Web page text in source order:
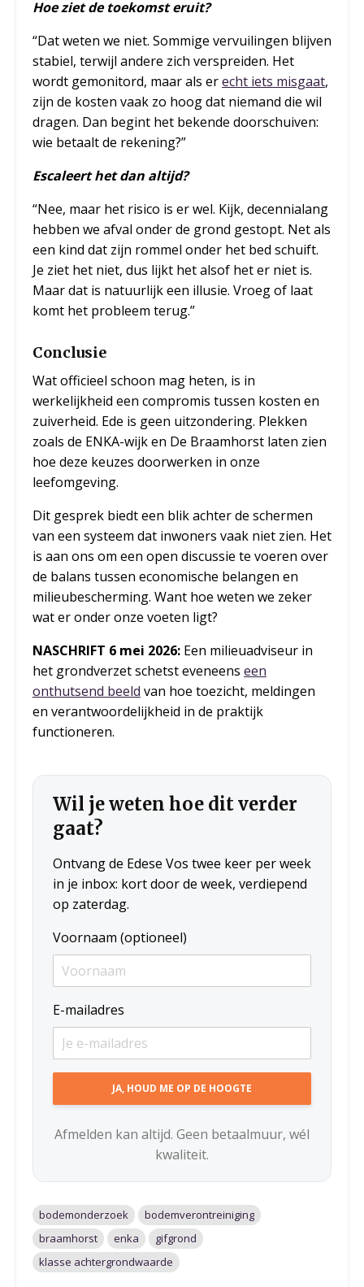
Hoe ziet de toekomst eruit?
“Dat weten we niet. Sommige vervuilingen blijven
stabiel, terwijl andere zich verspreiden. Het
wordt gemonitord, maar als erecht iets misgaat,
zijn de kosten vaak zo hoog dat niemand die wil
dragen. Dan begint het bekende doorschuiven:
wie betaalt de rekening?”
Escaleert het dan altijd?
“Nee, maar het risico is er wel. Kijk, decennialang
hebben we afval onder de grond gestopt. Net als
een kind dat zijn rommel onder het bed schuift.
Je ziet het niet, dus lijkt het alsof het er niet is.
Maar dat is natuurlijk een illusie. Vroeg of laat
komt het probleem terug.”
Conclusie
Wat officieel schoon mag heten, is in
werkelijkheid een compromis tussen kosten en
zuiverheid. Ede is geen uitzondering. Plekken
zoals de ENKA-wijk en De Braamhorst laten zien
hoe deze keuzes doorwerken in onze
leefomgeving.
Dit gesprek biedt een blik achter de schermen
van een systeem dat inwoners vaak niet zien. Het
is aan ons om een open discussie te voeren over
de balans tussen economische belangen en
milieubescherming. Want hoe weten we zeker
wat er onder onze voeten ligt?
NASCHRIFT 6 mei 2026: Een milieuadviseur in
het grondverzet schetst eveneens een
onthutsend beeld van hoe toezicht, meldingen
en verantwoordelijkheid in de praktijk
functioneren.
Wil je weten hoe dit verder
gaat?
Ontvang de Edese Vos twee keer per week
in je inbox: kort door de week, verdiepend
op zaterdag.
Voornaam (optioneel)
E-mailadres
Afmelden kan altijd. Geen betaalmuur, wél
kwaliteit.
bodemonderzoek
bodemverontreiniging
braamhorst
enka
gifgrond
klasse achtergrondwaarde